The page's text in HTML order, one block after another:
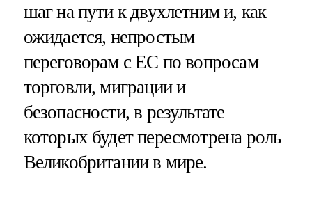
шаг на пути к двухлетним и, как
ожидается, непростым
переговорам с ЕС по вопросам
торговли, миграции и
безопасности, в результате
которых будет пересмотрена роль
Великобритании в мире.